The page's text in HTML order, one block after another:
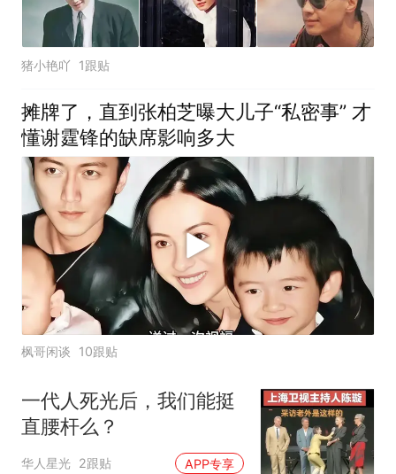
猪小艳吖 1跟贴
摊牌了，直到张柏芝曝大儿子“私密事” 才
懂谢霆锋的缺席影响多大
枫哥闲谈 10跟贴
一代人死光后，我们能挺
直腰杆么？
华人星光 2跟贴 APP专享